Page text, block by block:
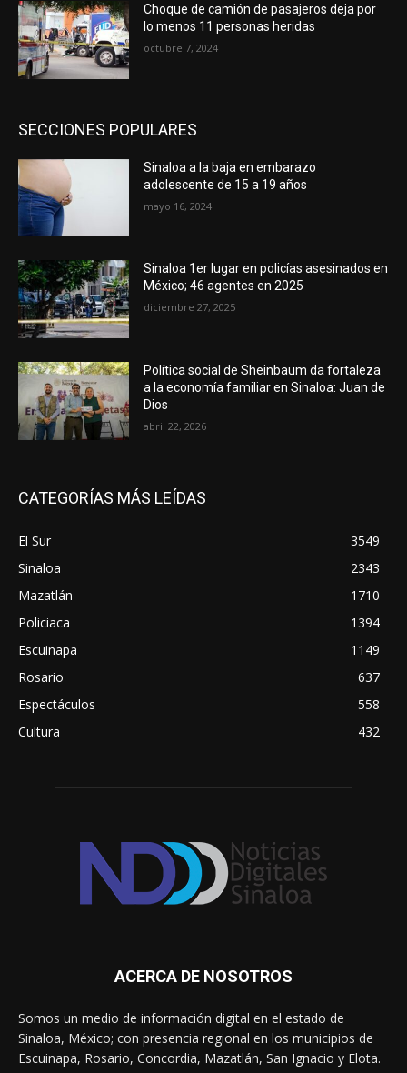
Choque de camión de pasajeros deja por
lo menos 11 personas heridas
octubre 7, 2024
SECCIONES POPULARES
Sinaloa a la baja en embarazo
adolescente de 15 a 19 años
mayo 16, 2024
Sinaloa 1er lugar en policías asesinados en
México; 46 agentes en 2025
diciembre 27, 2025
Política social de Sheinbaum da fortaleza
a la economía familiar en Sinaloa: Juan de
Dios
abril 22, 2026
CATEGORÍAS MÁS LEÍDAS
El Sur
3549
Sinaloa
2343
Mazatlán
1710
Policiaca
1394
Escuinapa
1149
Rosario
637
Espectáculos
558
Cultura
432
ACERCA DE NOSOTROS
Somos un medio de información digital en el estado de
Sinaloa, México; con presencia regional en los municipios de
Escuinapa, Rosario, Concordia, Mazatlán, San Ignacio y Elota.